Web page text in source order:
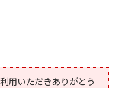
用いただきありがとう